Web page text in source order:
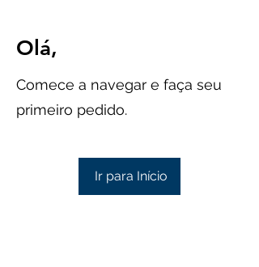
Olá,
Comece a navegar e faça seu
primeiro pedido.
Ir para Início